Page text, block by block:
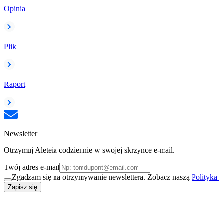
Opinia
Plik
Raport
Newsletter
Otrzymuj Aleteia codziennie w swojej skrzynce e-mail.
Twój adres e-mail
Zgadzam się na otrzymywanie newslettera. Zobacz naszą Polityka
Zapisz się